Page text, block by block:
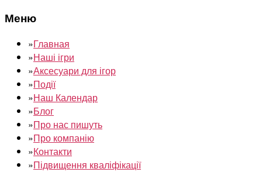
Меню
»Главная
»Наші ігри
»Аксесуари для ігор
»Події
»Наш Календар
»Блог
»Про нас пишуть
»Про компанію
»Контакти
»Підвищення кваліфікації